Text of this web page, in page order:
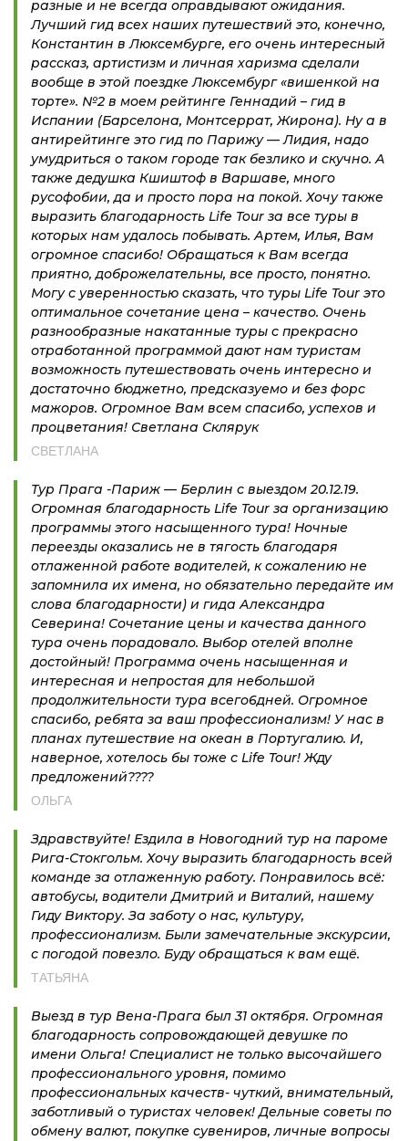
разные и не всегда оправдывают ожидания.
Лучший гид всех наших путешествий это, конечно,
Константин в Люксембурге, его очень интересный
рассказ, артистизм и личная харизма сделали
вообще в этой поездке Люксембург «вишенкой на
торте». №2 в моем рейтинге Геннадий – гид в
Испании (Барселона, Монтсеррат, Жирона). Ну а в
антирейтинге это гид по Парижу — Лидия, надо
умудриться о таком городе так безлико и скучно. А
также дедушка Кшиштоф в Варшаве, много
русофобии, да и просто пора на покой. Хочу также
выразить благодарность Life Tour за все туры в
которых нам удалось побывать. Артем, Илья, Вам
огромное спасибо! Обращаться к Вам всегда
приятно, доброжелательны, все просто, понятно.
Могу с уверенностью сказать, что туры Life Tour это
оптимальное сочетание цена – качество. Очень
разнообразные накатанные туры с прекрасно
отработанной программой дают нам туристам
возможность путешествовать очень интересно и
достаточно бюджетно, предсказуемо и без форс
мажоров. Огромное Вам всем спасибо, успехов и
процветания! Светлана Склярук
СВЕТЛАНА
Тур Прага -Париж — Берлин с выездом 20.12.19.
Огромная благодарность Life Tour за организацию
программы этого насыщенного тура! Ночные
переезды оказались не в тягость благодаря
отлаженной работе водителей, к сожалению не
запомнила их имена, но обязательно передайте им
слова благодарности) и гида Александра
Северина! Сочетание цены и качества данного
тура очень порадовало. Выбор отелей вполне
достойный! Программа очень насыщенная и
интересная и непростая для небольшой
продолжительности тура всего6дней. Огромное
спасибо, ребята за ваш профессионализм! У нас в
планах путешествие на океан в Португалию. И,
наверное, хотелось бы тоже с Life Tour! Жду
предложений????
ОЛЬГА
Здравствуйте! Ездила в Новогодний тур на пароме
Рига-Стокгольм. Хочу выразить благодарность всей
команде за отлаженную работу. Понравилось всё:
автобусы, водители Дмитрий и Виталий, нашему
Гиду Виктору. За заботу о нас, культуру,
профессионализм. Были замечательные экскурсии,
с погодой повезло. Буду обращаться к вам ещё.
ТАТЬЯНА
Выезд в тур Вена-Прага был 31 октября. Огромная
благодарность сопровождающей девушке по
имени Ольга! Специалист не только высочайшего
профессионального уровня, помимо
профессиональных качеств- чуткий, внимательный,
заботливый о туристах человек! Дельные советы по
обмену валют, покупке сувениров, личные вопросы